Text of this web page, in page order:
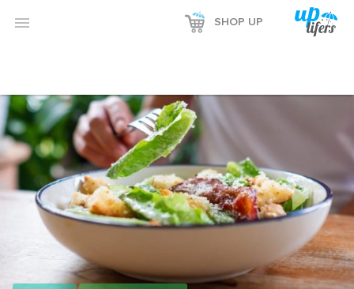
 SHOP UP